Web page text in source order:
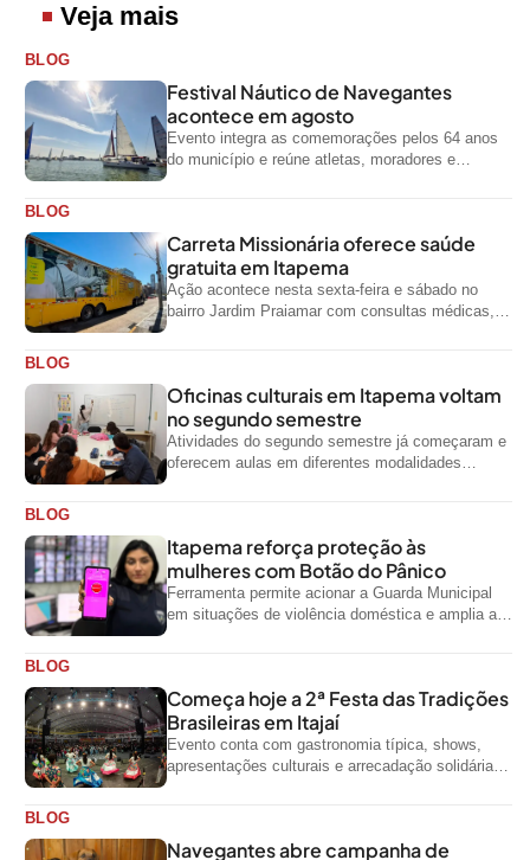
Veja mais
BLOG
Festival Náutico de Navegantes
acontece em agosto
Evento integra as comemorações pelos 64 anos
do município e reúne atletas, moradores e
BLOG
Carreta Missionária oferece saúde
gratuita em Itapema
Ação acontece nesta sexta-feira e sábado no
bairro Jardim Praiamar com consultas médicas,
BLOG
Oficinas culturais em Itapema voltam
no segundo semestre
Atividades do segundo semestre já começaram e
oferecem aulas em diferentes modalidades
BLOG
Itapema reforça proteção às
mulheres com Botão do Pânico
Ferramenta permite acionar a Guarda Municipal
em situações de violência doméstica e amplia a
BLOG
Começa hoje a 2ª Festa das Tradições
Brasileiras em Itajaí
Evento conta com gastronomia típica, shows,
apresentações culturais e arrecadação solidária
BLOG
Navegantes abre campanha de